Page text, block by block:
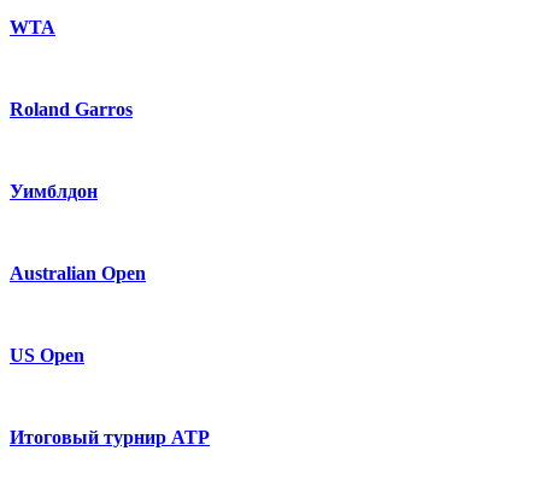
WTA
Roland Garros
Уимблдон
Australian Open
US Open
Итоговый турнир ATP